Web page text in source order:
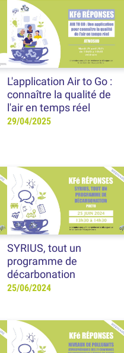
L'application Air to Go :
connaître la qualité de
l'air en temps réel
29/04/2025
SYRIUS, tout un
programme de
décarbonation
25/06/2024